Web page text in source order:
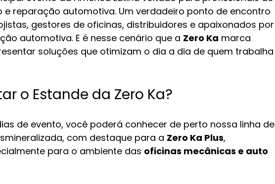
e reparação automotiva. Um verdadeiro ponto de encontro
gestores de oficinas, distribuidores e apaixonados por
automotiva. E é nesse cenário que a Zero Ka marca
soluções que otimizam o dia a dia de quem trabalha
o Estande da Zero Ka?
de evento, você poderá conhecer de perto nossa linha de
com destaque para a Zero Ka Plus,
para o ambiente das oficinas mecânicas e auto